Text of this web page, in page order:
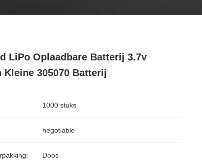
LiPo Oplaadbare Batterij 3.7v
Kleine 305070 Batterij
1000 stuks
negotiable
Doos